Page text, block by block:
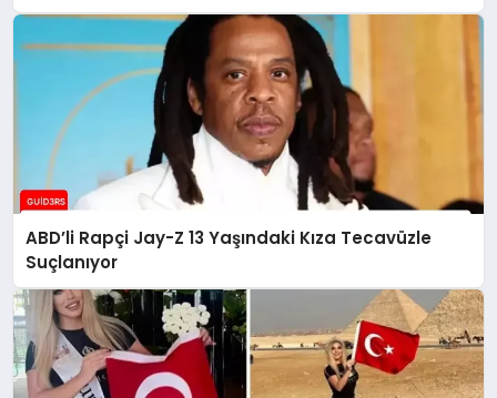
ABD’li Rapçi Jay-Z 13 Yaşındaki Kıza Tecavüzle
Suçlanıyor